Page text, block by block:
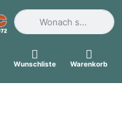
Geben Sie einen
Wunschliste Warenkorb